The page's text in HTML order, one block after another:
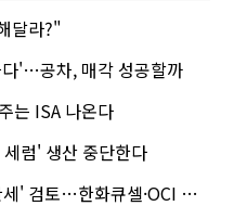
달라?"
'…공차, 매각 성공할까
는 ISA 나온다
세럼' 생산 중단한다
토…한화큐셀·OCI 영향은?